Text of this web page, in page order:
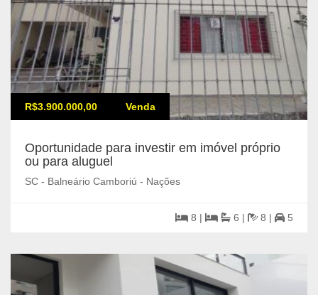
R$3.900.000,00 Venda
Oportunidade para investir em imóvel próprio
ou para aluguel
SC - Balneário Camboriú - Nações
8 | 6 | 8 | 5